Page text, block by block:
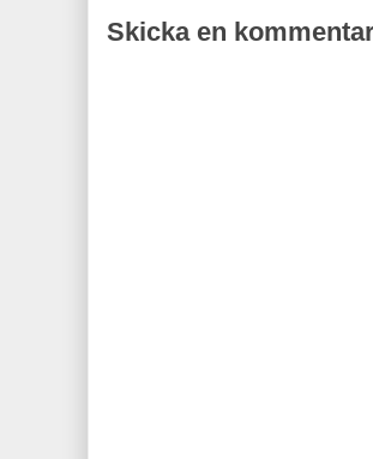
Skicka en